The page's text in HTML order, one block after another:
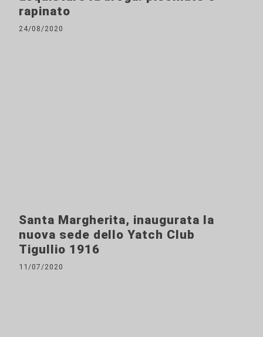
rapinato
24/08/2020
Santa Margherita, inaugurata la
nuova sede dello Yatch Club
Tigullio 1916
11/07/2020